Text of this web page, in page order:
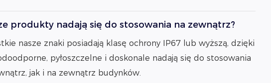
produkty nadają się do stosowania na zewnątrz?
nasze znaki posiadają klasę ochrony IP67 lub wyższą, dzięki
pyłoszczelne i doskonale nadają się do stosowania
jak i na zewnątrz budynków.